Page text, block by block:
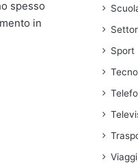
spesso
in
Sport